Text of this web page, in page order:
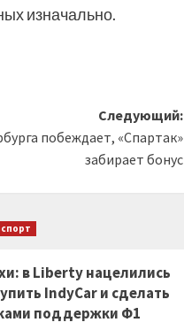
изначально.
Следующий:
побеждает, «Спартак»
забирает бонус
в Liberty нацелились
IndyCar и сделать
поддержки Ф1